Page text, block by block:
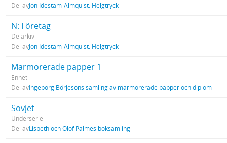
Del avJon Idestam-Almquist: Helgtryck
N: Företag
Delarkiv
Del avJon Idestam-Almquist: Helgtryck
Marmorerade papper 1
Enhet
Del avIngeborg Börjesons samling av marmorerade papper och diplom
Sovjet
Underserie
Del avLisbeth och Olof Palmes boksamling